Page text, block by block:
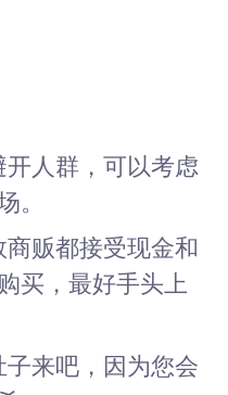
人群，可以考虑
。
贩都接受现金和
买，最好手头上
来吧，因为您会